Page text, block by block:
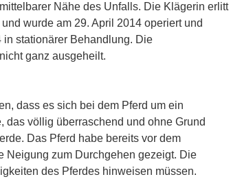
Nähe des Unfalls. Die Klägerin erlitt
wurde am 29. April 2014 operiert und
stationärer Behandlung. Die
ganz ausgeheilt.
dass es sich bei dem Pferd um ein
das völlig überraschend und ohne Grund
Das Pferd habe bereits vor dem
Neigung zum Durchgehen gezeigt. Die
des Pferdes hinweisen müssen.